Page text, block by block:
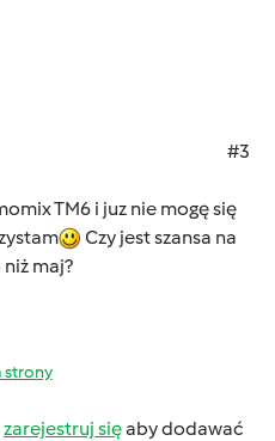
#3
TM6 i juz nie mogę się
Czy jest szansa na
maj?
strony
zarejestruj sięaby dodawać